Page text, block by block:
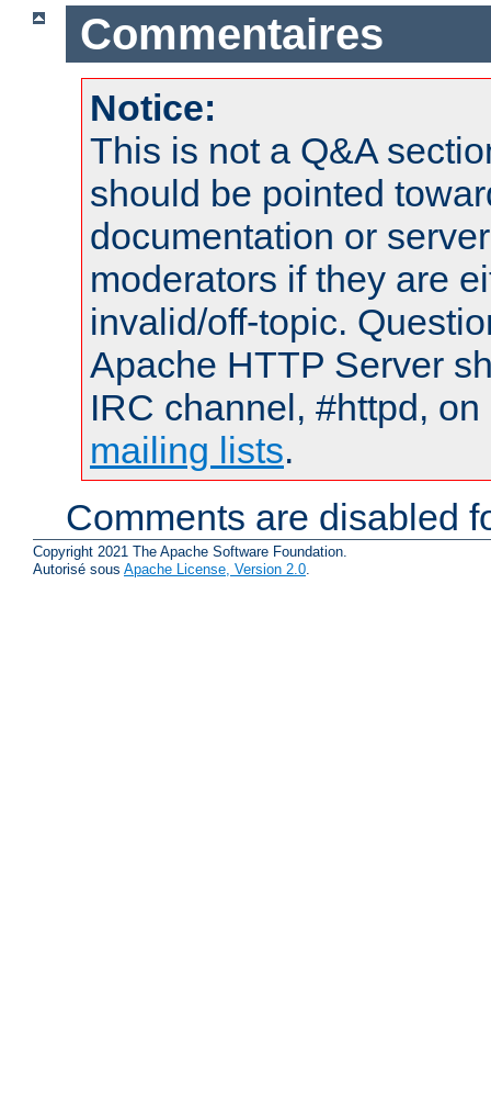
Commentaires
Notice:
This is not a Q&A
should be pointed
documentation or
moderators if they are
invalid/off-topic.
Apache HTTP Server
IRC channel, #httpd,
mailing lists.
Comments are disabled
Copyright 2021 The Apache Software Foundation.
Autorisé sous Apache License, Version 2.0